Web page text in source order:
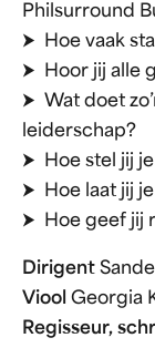
Philsurround
⮞ Hoe vaak
⮞ Hoor jij alle
⮞ Wat doet
leiderschap?
⮞ Hoe stel jij
⮞ Hoe laat jij
⮞ Hoe geef jij
Dirigent
Viool Georgia
Regisseur,